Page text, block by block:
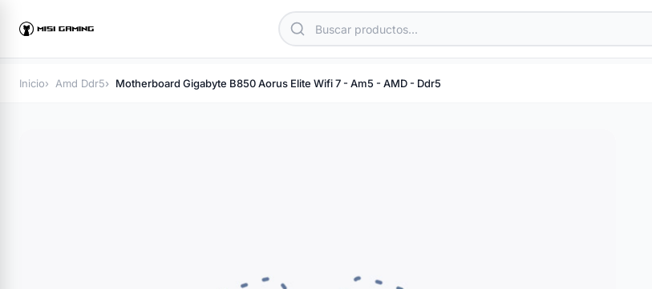
Inicio Amd Ddr5 Motherboard Gigabyte B850 Aorus Elite Wifi 7 - Am5 - AMD - Ddr5